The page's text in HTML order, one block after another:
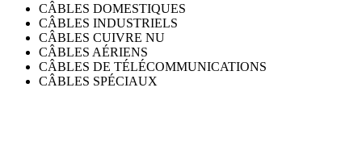
CÂBLES DOMESTIQUES
CÂBLES INDUSTRIELS
CÂBLES CUIVRE NU
CÂBLES AÉRIENS
CÂBLES DE TÉLÉCOMMUNICATIONS
CÂBLES SPÉCIAUX